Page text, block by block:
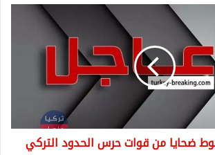
ضحايا من قوات حرس الحدود التركي